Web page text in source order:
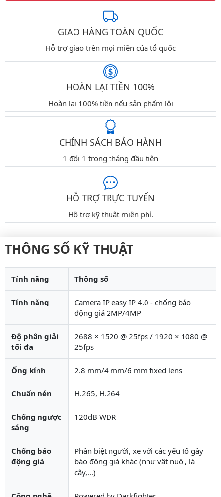
GIAO HÀNG TOÀN QUỐC
Hỗ trợ giao trên mọi miền của tổ quốc
HOÀN LẠI TIỀN 100%
Hoàn lại 100% tiền nếu sản phẩm lỗi
CHÍNH SÁCH BẢO HÀNH
1 đổi 1 trong tháng đầu tiên
HỖ TRỢ TRỰC TUYẾN
Hỗ trợ kỹ thuật miễn phí.
THÔNG SỐ KỸ THUẬT
Tính năng Thông số
Tính năng
Camera IP easy IP 4.0 - chống báo
động giả 2MP/4MP
Độ phân giải
tối đa
2688 × 1520 @ 25fps / 1920 × 1080 @
25fps
Ống kính 2.8 mm/4 mm/6 mm fixed lens
Chuẩn nén H.265, H.264
Chống ngược
sáng
120dB WDR
Chống báo
động giả
Phân biệt người, xe với các yếu tố gây
báo động giả khác (như vật nuôi, lá
cây,...)